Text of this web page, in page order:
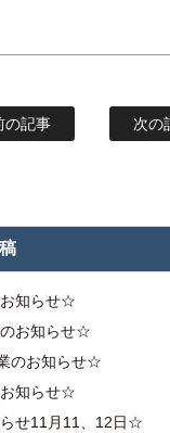
の記事 次の
知らせ☆
お知らせ☆
のお知らせ☆
知らせ☆
せ11月11、12日☆